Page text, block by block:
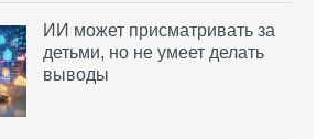
ИИ может присматривать за
детьми, но не умеет делать
выводы